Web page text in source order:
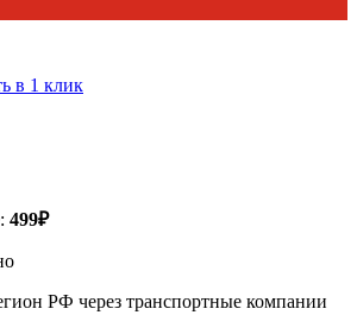
в 1 клик
499₽
РФ через транспортные компании